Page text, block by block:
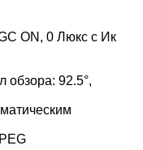
ON, 0 Люкс с Ик
обзора: 92.5°,